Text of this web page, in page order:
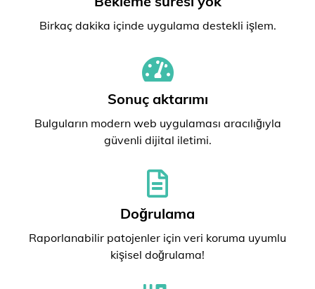
Birkaç dakika içinde uygulama destekli işlem.
Sonuç aktarımı
Bulguların modern web uygulaması aracılığıyla
güvenli dijital iletimi.
Doğrulama
Raporlanabilir patojenler için veri koruma uyumlu
kişisel doğrulama!